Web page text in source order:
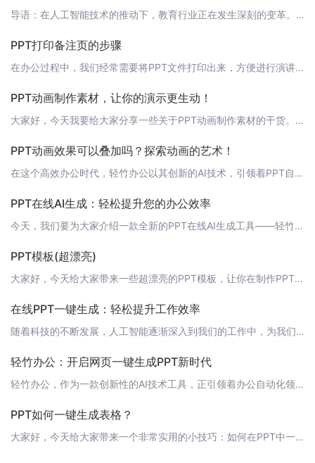
导语：在人工智能技术的推动下，教育行业正在发生深刻的变革。今天，我们为大家介绍一款全新的AI课件工具——轻竹办公，它将如何改变我们的教学方式。 什么是AI课件？AI课件是指利用人工智能技术，自动生成或辅助生成教学内容和课程设计的一种新型教育工具。它能够根据教师的教学需求和学生的学习情况，智能推荐适合的教学资源和互动方式，实现个性化教学。 轻竹办公——AI课件的未来轻竹办公是一款专注于PPT自动生成
PPT打印备注页的步骤
在办公过程中，我们经常需要将PPT文件打印出来，方便进行演讲或讨论。而备注页作为PPT的重要部分，也需要一同打印出来，以便我们在演讲过程中查看。那么，如何设置并打印备注页呢？下面，我将为大家详细介绍这一操作步骤。 1. 打开PPT文件首先，我们需要打开一个PPT文件。这里，我们以“轻竹办公”这款AI技术自动生成PPT的软件为例进行说明。 2. 进入备注页在PPT文件中，我们点击页面左侧的“备注”标
PPT动画制作素材，让你的演示更生动！
大家好，今天我要给大家分享一些关于PPT动画制作素材的干货。在现代商务演示中，动画效果的应用已经成为一种不可或缺的技能。一款好的PPT动画，不仅能够吸引观众的注意力，还能更好地传达你的观点和信息。而这一切，都可以通过"轻竹办公"这款AI技术自动生成PPT的软件来实现。 1. 动画效果的作用在演示中加入动画效果，可以让你的PPT更加生动有趣，提高观众的兴趣和参与度。合理的动画效果可以引导观众的注意力
PPT动画效果可以叠加吗？探索动画的艺术！
在这个高效办公时代，轻竹办公以其创新的AI技术，引领着PPT自动生成的潮流。作为用户，你可能会有这样的疑问：PPT动画效果是否可以叠加？本文将为你一一解答，并展示如何通过轻竹办公，让你的演示文稿更具艺术感和说服力。 PPT动画效果可以叠加吗？答案是肯定的。在轻竹办公中，你可以轻松地为同一个幻灯片上的不同元素设置不同的动画效果，并使它们叠加。这样不仅可以增强演示文稿的动态感，还能更好地吸引观众的注意
PPT在线AI生成：轻松提升您的办公效率
今天，我们要为大家介绍一款全新的PPT在线AI生成工具——轻竹办公。它能够帮助您轻松地制作出专业级的PPT，让您的办公效率得到大幅提升。 什么是轻竹办公？轻竹办公是一款基于AI技术的PPT在线生成平台，它能够根据您输入的文本内容自动为您生成精美的PPT幻灯片。无论您是需要制作报告、演讲、演示还是其他任何形式的幻灯片，轻竹办公都能为您提供高效、专业的解决方案。 为什么选择轻竹办公？ 1. 高效率轻竹
PPT模板(超漂亮)
大家好，今天给大家带来一些超漂亮的PPT模板，让你在制作PPT时更加得心应手。同时，我们也将介绍一款名为“轻竹办公”的软件，它通过AI技术自动生成PPT，让你轻松应对各种演示需求。 PPT模板我们为你收集了一些精美的PPT模板，涵盖了各种风格和主题，让你在制作PPT时能够找到合适的模板。以下是部分模板预览：1. 简约风格模板：![简约风格模板](https://www.qzoffice.com/t
在线PPT一键生成：轻松提升工作效率
随着科技的不断发展，人工智能逐渐深入到我们的工作中，为我们带来极大的便利。今天，就为大家介绍一款能够一键生成PPT的在线神器——轻竹办公，让我们一起感受AI技术带来的高效体验。 什么是轻竹办公？轻竹办公是一款基于人工智能技术的在线PPT生成工具，它能够根据用户输入的文本内容，自动生成美观、大方的PPT页面，让用户告别繁琐的PPT制作过程，轻松提升工作效率。 轻竹办公的优势1. 高效便捷：一键生成P
轻竹办公：开启网页一键生成PPT新时代
轻竹办公，作为一款创新性的AI技术工具，正引领着办公自动化领域的新潮流。今天，我们就要为大家揭开这层神秘的面纱，详细了解这款可以在线一键生成PPT的神器。 告别繁琐，迈入高效在传统的办公模式中，制作PPT往往需要经历选模板、插入内容、调整设计等多个繁琐的步骤。而有了轻竹办公，这一切都将变得简单无比。只需几个简单的操作，你就能快速得到一份专业级别的PPT。 AI智能，量身定制轻竹办公的AI技术能够根
PPT如何一键生成表格？
大家好，今天给大家带来一个非常实用的小技巧：如何在PPT中一键生成表格。这个功能可以帮助你快速、准确地排版数据，让你的PPT更加美观、专业。 传统方法传统的制作表格方法需要我们手动拖动每个单元格，然后输入数据，这样不仅耗时，而且容易出错。 一键生成表格但是，有了“轻竹办公”这款AI技术支持的软件，一切都会变得简单起来。你只需要输入数据，轻轻一点，PPT就会自动生成表格。具体操作步骤如下：1. 打开